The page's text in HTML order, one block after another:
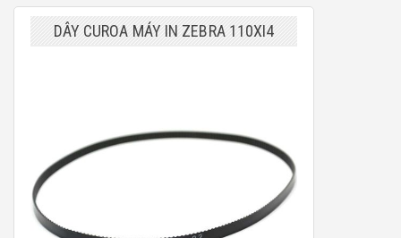
DÂY CUROA MÁY IN ZEBRA 110XI4